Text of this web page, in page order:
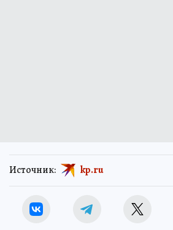
Источник: kp.ru